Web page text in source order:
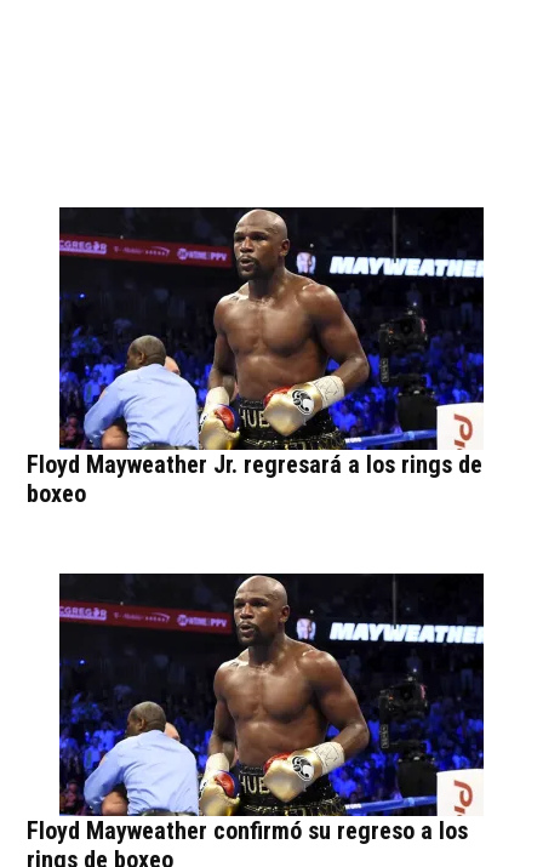
Floyd Mayweather Jr. regresará a los rings de
boxeo
Floyd Mayweather confirmó su regreso a los
rings de boxeo